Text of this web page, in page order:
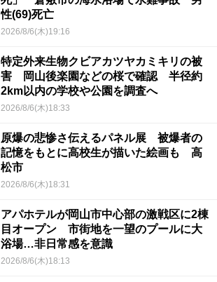
性(69)死亡
2026/8/6(木)19:16
特定外来生物クビアカツヤカミキリの被
害 岡山後楽園などの桜で確認 半径約
2km以内の学校や公園を調査へ
2026/8/6(木)18:33
原爆の悲惨さ伝えるパネル展 被爆者の
記憶をもとに高校生が描いた絵画も 高
松市
2026/8/6(木)18:31
アパホテルが岡山市中心部の激戦区に2棟
目オープン 市街地を一望のプールに大
浴場…非日常感を意識
2026/8/6(木)18:13